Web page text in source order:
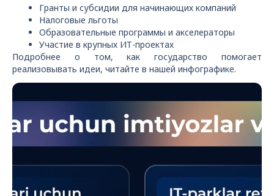
Гранты и субсидии для начинающих компаний
Налоговые льготы
Образовательные программы и акселераторы
Участие в крупных ИТ-проектах
Подробнее о том, как государство помогает
реализовывать идеи, читайте в нашей инфографике.